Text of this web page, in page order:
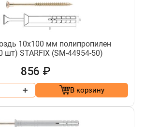
10х100 мм полипропилен
шт) STARFIX (SM-44954-50)
856 ₽
В корзину